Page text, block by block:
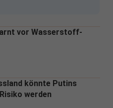
vor Wasserstoff-
könnte Putins
werden